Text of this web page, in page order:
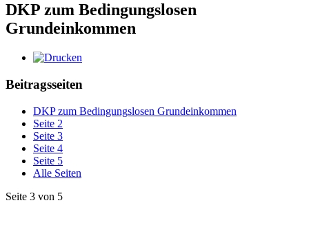
DKP zum Bedingungslosen
Grundeinkommen
Beitragsseiten
DKP zum Bedingungslosen Grundeinkommen
Seite 2
Seite 3
Seite 4
Seite 5
Alle Seiten
Seite 3 von 5